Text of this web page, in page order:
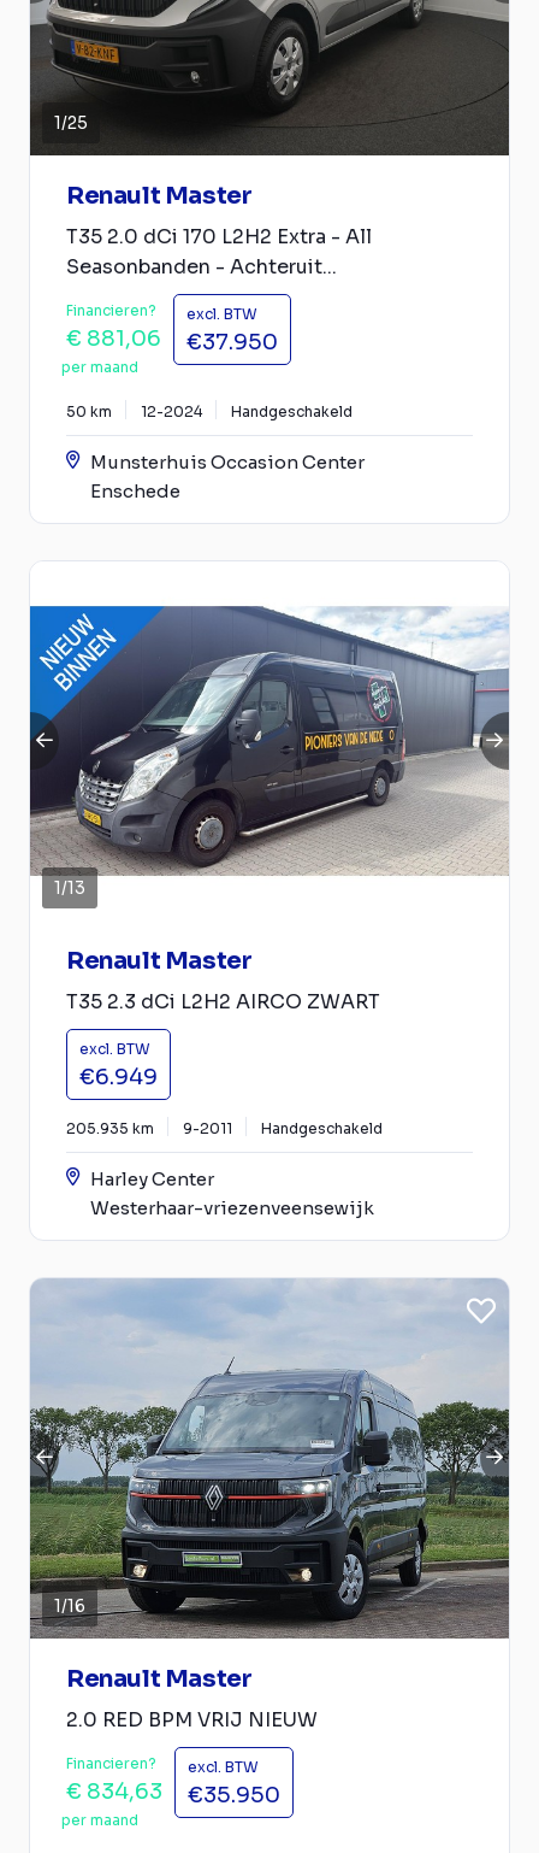
1/25
Renault Master
T35 2.0 dCi 170 L2H2 Extra - All
Seasonbanden - Achteruit...
Financieren?
€ 881,06
per maand
excl. BTW
€37.950
50 km 12-2024 Handgeschakeld
Munsterhuis Occasion Center
Enschede
1/13
Renault Master
T35 2.3 dCi L2H2 AIRCO ZWART
excl. BTW
€6.949
205.935 km 9-2011 Handgeschakeld
Harley Center
Westerhaar-vriezenveensewijk
1/16
Renault Master
2.0 RED BPM VRIJ NIEUW
Financieren?
€ 834,63
per maand
excl. BTW
€35.950